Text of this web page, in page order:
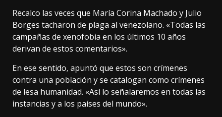
Recalco las veces que María Corina Machado y Julio
Borges tacharon de plaga al venezolano. «Todas las
campañas de xenofobia en los últimos 10 años
derivan de estos comentarios».
En ese sentido, apuntó que estos son crímenes
contra una población y se catalogan como crímenes
de lesa humanidad. «Así lo señalaremos en todas las
instancias y a los países del mundo».